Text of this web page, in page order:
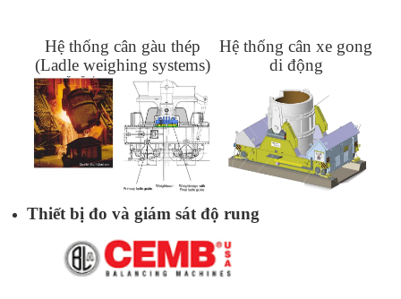
Hệ thống cân gàu thép
(Ladle weighing systems)
Hệ thống cân xe gong
di động
Thiết bị đo và giám sát độ rung